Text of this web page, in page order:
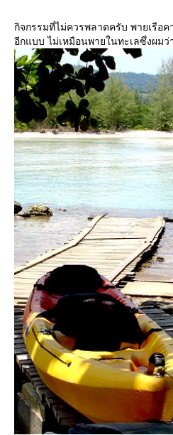
กิจกรรมที่ไม่ควรพลาดครับ พายเรือค
อีกแบบ ไม่เหมือนพายในทะเลซึ่งผม